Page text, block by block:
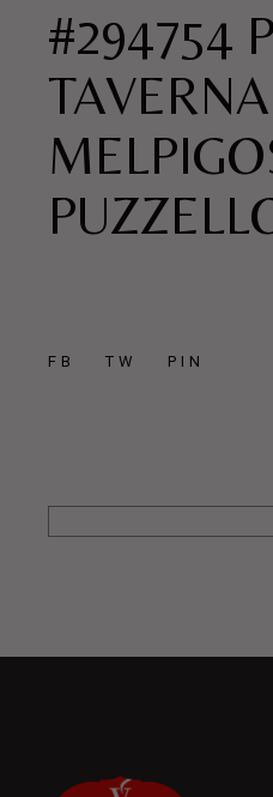
#294754
TAVERNA
FB TW PIN